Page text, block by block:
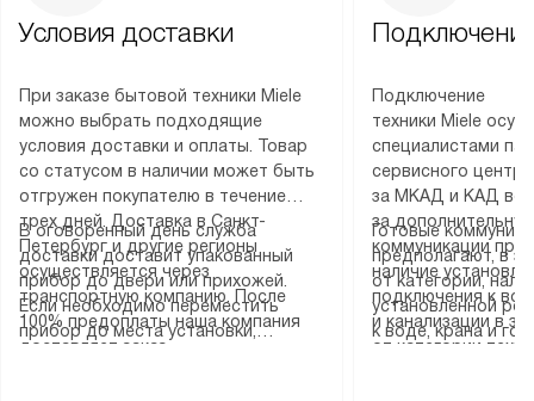
Условия доставки
При заказе бытовой техники Miele
можно выбрать подходящие
условия доставки и оплаты. Товар
со статусом в наличии может быть
отгружен покупателю в течение
трех дней. Доставка в Санкт-
Петербург и другие регионы
осуществляется через
транспортную компанию. После
100% предоплаты наша компания
доставляет заказ
В оговоренный день служба
доставки доставит упакованный
прибор до двери или прихожей.
Если необходимо переместить
прибор до места установки,
Подключение
техники Miele
специалистами
сервисного
за МКАД и КАД
за
коммуникации
наличие
подключения к
и канализации в
от категории
Готовые
предполагают, в
от категории,
установленной
к воде, крана и